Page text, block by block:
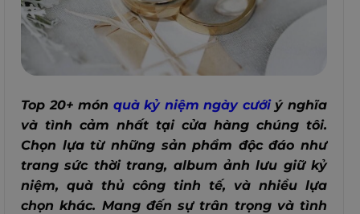
Top 20+ món quà kỷ niệm ngày cướiý nghĩa
và tình cảm nhất tại cửa hàng chúng tôi.
Chọn lựa từ những sản phẩm độc đáo như
trang sức thời trang, album ảnh lưu giữ kỷ
niệm, quà thủ công tinh tế, và nhiều lựa
chọn khác. Mang đến sự trân trọng và tình